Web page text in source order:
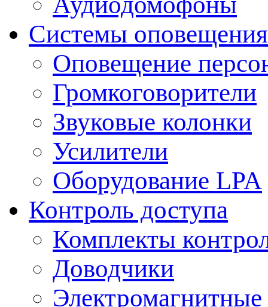
Системы оповещения
Оповещение
Громкоговорители
Звуковые колонки
Усилители
Оборудование LPA
Контроль доступа
Комплекты
Доводчики